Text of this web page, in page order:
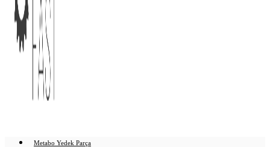
Metabo Yedek Parça